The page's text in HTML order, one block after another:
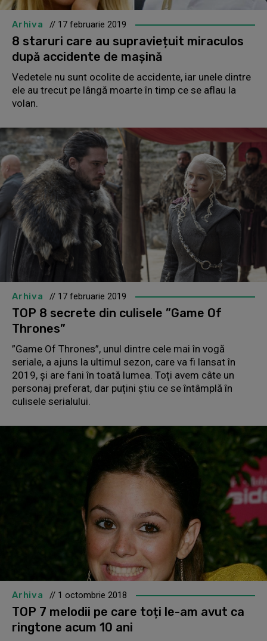
Arhiva // 17 februarie 2019
8 staruri care au supraviețuit miraculos
după accidente de mașină
Vedetele nu sunt ocolite de accidente, iar unele dintre
ele au trecut pe lângă moarte în timp ce se aflau la
volan.
Arhiva // 17 februarie 2019
TOP 8 secrete din culisele ”Game Of
Thrones”
”Game Of Thrones”, unul dintre cele mai în vogă
seriale, a ajuns la ultimul sezon, care va fi lansat în
2019, și are fani în toată lumea. Toți avem câte un
personaj preferat, dar puțini știu ce se întâmplă în
culisele serialului.
Arhiva // 1 octombrie 2018
TOP 7 melodii pe care toți le-am avut ca
ringtone acum 10 ani